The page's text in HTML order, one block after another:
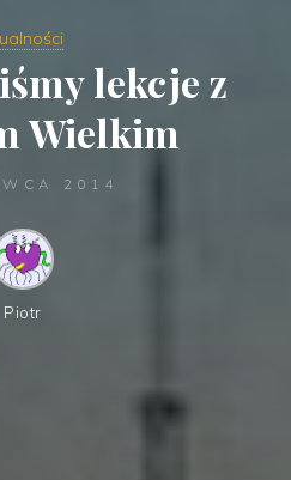
lekcje z
Wielkim
2014
Piotr